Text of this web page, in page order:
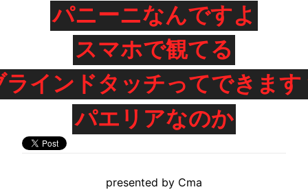
パニーニなんですよ
スマホで観てる
ラインドタッチってできます
パエリアなのか
presented by Cma